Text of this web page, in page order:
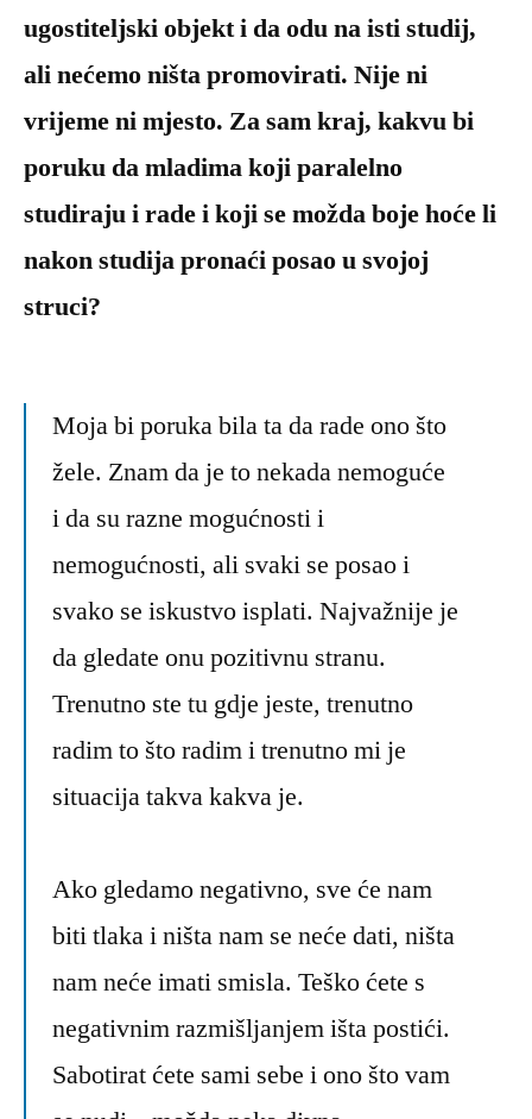
ugostiteljski objekt i da odu na isti studij,
ali nećemo ništa promovirati. Nije ni
vrijeme ni mjesto. Za sam kraj, kakvu bi
poruku da mladima koji paralelno
studiraju i rade i koji se možda boje hoće li
nakon studija pronaći posao u svojoj
struci?
Moja bi poruka bila ta da rade ono što
žele. Znam da je to nekada nemoguće
i da su razne mogućnosti i
nemogućnosti, ali svaki se posao i
svako se iskustvo isplati. Najvažnije je
da gledate onu pozitivnu stranu.
Trenutno ste tu gdje jeste, trenutno
radim to što radim i trenutno mi je
situacija takva kakva je.
Ako gledamo negativno, sve će nam
biti tlaka i ništa nam se neće dati, ništa
nam neće imati smisla. Teško ćete s
negativnim razmišljanjem išta postići.
Sabotirat ćete sami sebe i ono što vam